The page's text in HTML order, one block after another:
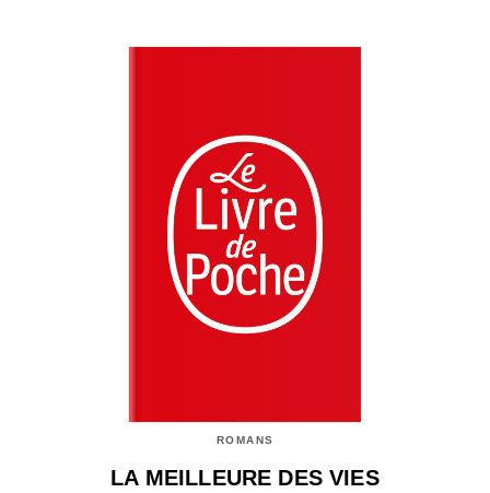
ROMANS
LA MEILLEURE DES VIES